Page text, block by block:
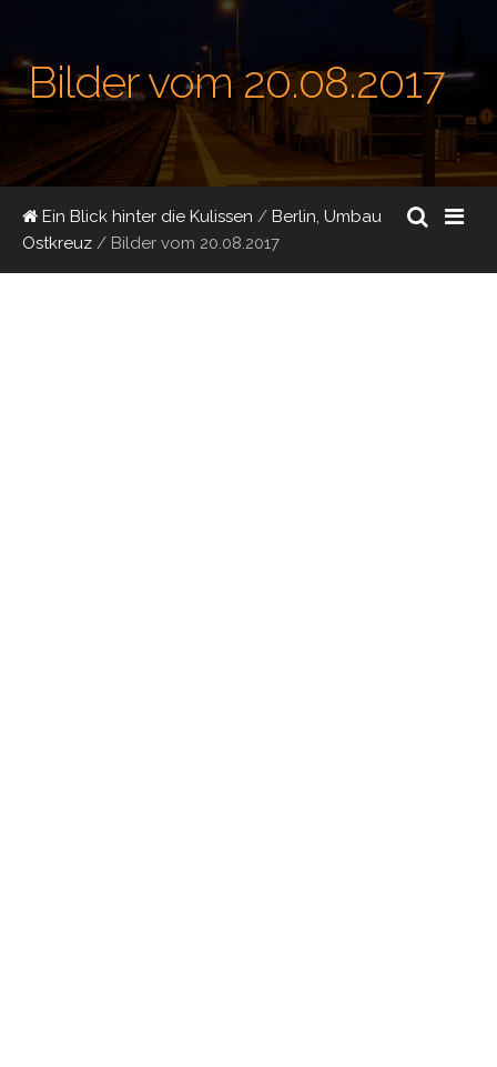
Bilder vom 20.08.2017
Ein Blick hinter die Kulissen / Berlin, Umbau
Ostkreuz / Bilder vom 20.08.2017